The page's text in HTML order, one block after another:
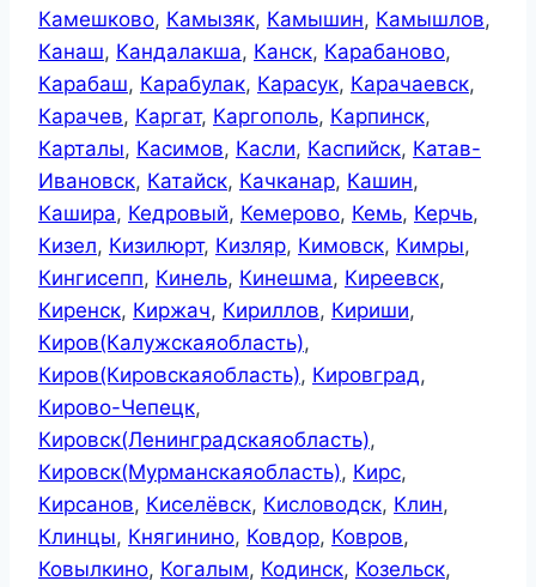
Камешково, Камызяк, Камышин, Камышлов,
Канаш, Кандалакша, Канск, Карабаново,
Карабаш, Карабулак, Карасук, Карачаевск,
Карачев, Каргат, Каргополь, Карпинск,
Карталы, Касимов, Касли, Каспийск, Катав-
Ивановск, Катайск, Качканар, Кашин,
Кашира, Кедровый, Кемерово, Кемь, Керчь,
Кизел, Кизилюрт, Кизляр, Кимовск, Кимры,
Кингисепп, Кинель, Кинешма, Киреевск,
Киренск, Киржач, Кириллов, Кириши,
Киров(Калужскаяобласть),
Киров(Кировскаяобласть), Кировград,
Кирово-Чепецк,
Кировск(Ленинградскаяобласть),
Кировск(Мурманскаяобласть), Кирс,
Кирсанов, Киселёвск, Кисловодск, Клин,
Клинцы, Княгинино, Ковдор, Ковров,
Ковылкино, Когалым, Кодинск, Козельск,